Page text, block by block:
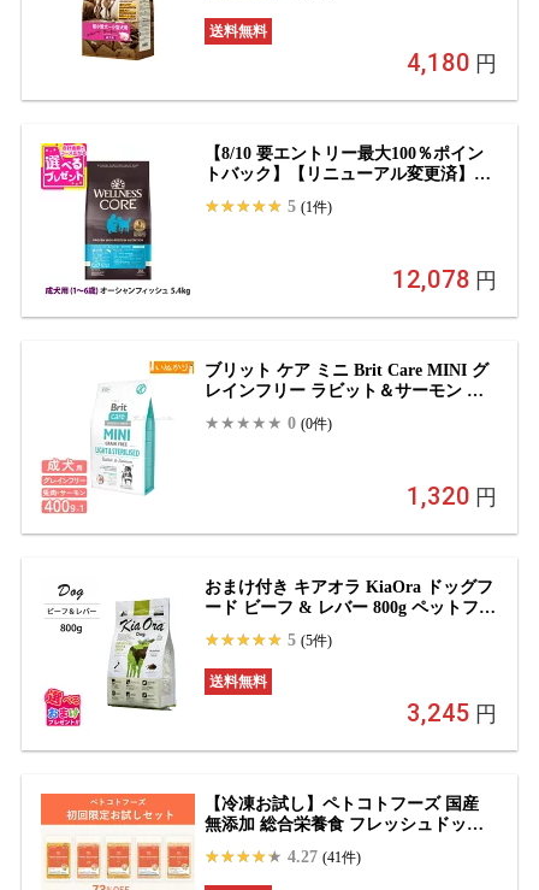
型犬 自然素材 高タンパク プレミアム
フード 総合栄養食 肉食 犬用フード ア
ダルト 犬ごはん 高品質 ドライフード
送料無料
4,180 円
【8/10 要エントリー最大100％ポイン
トバック】【リニューアル変更済】ウ
使用 成犬用 (1〜6歳) オーシャンフィ
ンパク ドッグフード【D】12,078 円
5 (1件)
ブリット ケア ミニ Brit Care MINI グ
レインフリー ラビット＆サーモン 犬
400g ドッグフード ドライフード 穀物
1,320 円
0 (0件)
おまけ付き キアオラ KiaOra ドッグフ
ード ビーフ & レバー 800g ペットフー
犬 成犬 妊娠 授乳 パピー シニア 総合
栄養食 ヘルシー 高タンパク 鉄分 オメ
ガ 脂肪燃焼 免疫力 消化 AAFCO
送料無料
3,245 円
5 (5件)
【冷凍お試し】ペトコトフーズ 国産
無添加 総合栄養食 フレッシュドッグ
PETOKOTO FOODS 獣医師開発 犬用
手作りごはん 全犬種全年齢対応 子犬
4.27 (41件)